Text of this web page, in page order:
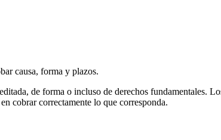
causa, forma y plazos.
de forma o incluso de derechos fundamentales.
cobrar correctamente lo que corresponda.